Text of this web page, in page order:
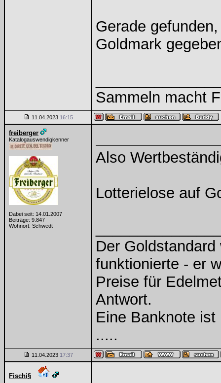
Gerade
Goldmark
Sammeln macht
11.04.2023 16:15
freiberger
Katalogauswendigkenner
Dabei seit: 14.01.2007
Beiträge: 9.847
Wohnort: Schwedt
Also
Lotterielose auf
Der
funktionierte - er
Preise für
Antwort.
Eine Banknote
.....
11.04.2023 17:37
Fischi§